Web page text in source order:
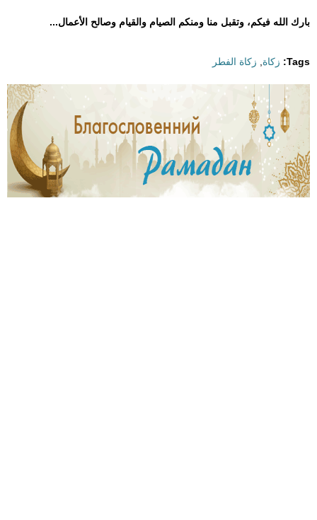
-
0
5
-
0
بارك الله فيكم، وتقبل منا ومنكم الصيام والقيام وصالح الأعمال...
Tags: زكاة زكاة الفطر